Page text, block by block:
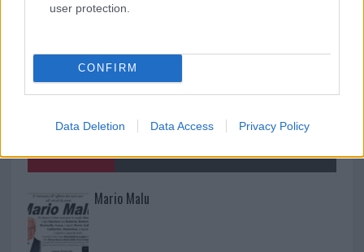
user protection.
CONFIRM
Data Deletion Data Access Privacy Policy
Mario Malu